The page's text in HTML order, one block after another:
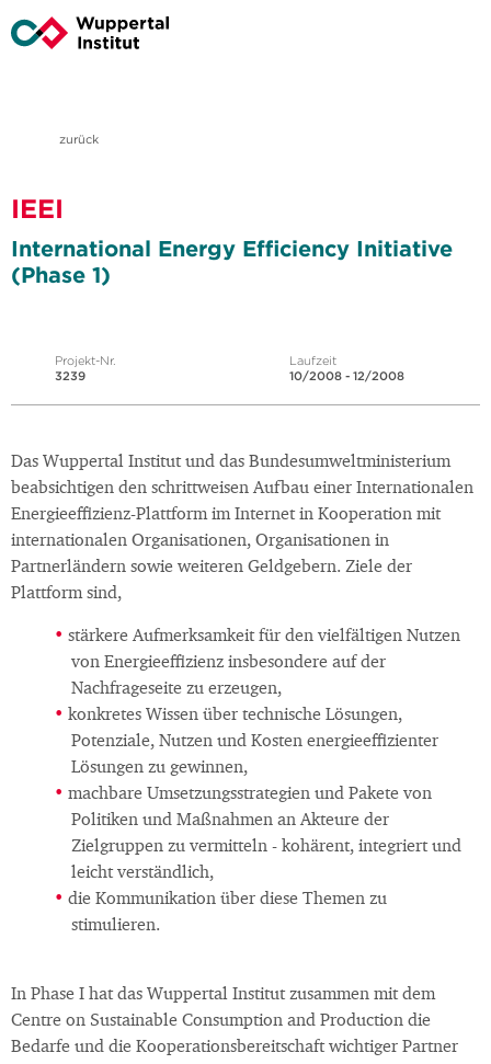
zurück
IEEI
International Energy Efficiency Initiative
(Phase 1)
Projekt-Nr.
3239
Laufzeit
10/2008 - 12/2008
Das Wuppertal Institut und das Bundesumweltministerium
beabsichtigen den schrittweisen Aufbau einer Internationalen
Energieeffizienz-Plattform im Internet in Kooperation mit
internationalen Organisationen, Organisationen in
Partnerländern sowie weiteren Geldgebern. Ziele der
Plattform sind,
stärkere Aufmerksamkeit für den vielfältigen Nutzen
von Energieeffizienz insbesondere auf der
Nachfrageseite zu erzeugen,
konkretes Wissen über technische Lösungen,
Potenziale, Nutzen und Kosten energieeffizienter
Lösungen zu gewinnen,
machbare Umsetzungsstrategien und Pakete von
Politiken und Maßnahmen an Akteure der
Zielgruppen zu vermitteln - kohärent, integriert und
leicht verständlich,
die Kommunikation über diese Themen zu
stimulieren.
In Phase I hat das Wuppertal Institut zusammen mit dem
Centre on Sustainable Consumption and Production die
Bedarfe und die Kooperationsbereitschaft wichtiger Partner